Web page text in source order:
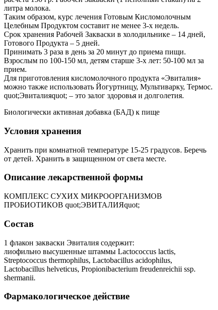
литра молока.
Таким образом, курс лечения Готовым Кисломолочным
Целебным Продуктом составит не менее 3-х недель.
Срок хранения Рабочей Закваски в холодильнике – 14 дней,
Готового Продукта – 5 дней.
Принимать 3 раза в день за 20 минут до приема пищи.
Взрослым по 100-150 мл, детям старше 3-х лет: 50-100 мл за
прием.
Для приготовления кисломолочного продукта «Эвиталия»
можно также использовать Йогуртницу, Мультиварку, Термос.
quot;Эвиталияquot; – это залог здоровья и долголетия.
Биологически активная добавка (БАД) к пище
Условия хранения
Хранить при комнатной температуре 15-25 градусов. Беречь
от детей. Хранить в защищенном от света месте.
Описание лекарственной формы
КОМПЛЕКС СУХИХ МИКРООРГАНИЗМОВ
ПРОБИОТИКОВ quot;ЭВИТАЛИЯquot;
Состав
1 флакон закваски Эвиталия содержит:
лиофильно высушенные штаммы Lactococcus lactis,
Streptococcus thermоphilus, Lactobacillus acidophilus,
Lactobacillus helveticus, Propionibacterium freudenreichii ssp.
shermanii.
Фармакологическое действие